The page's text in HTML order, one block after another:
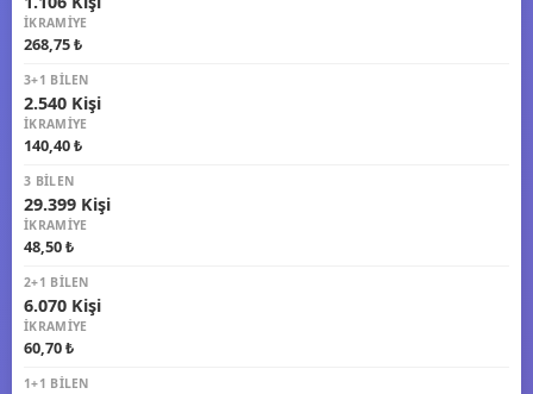
İKRAMIYE
268,75 ₺
3+1 BILEN
2.540 Kişi
İKRAMIYE
140,40 ₺
3 BILEN
29.399 Kişi
İKRAMIYE
48,50 ₺
2+1 BILEN
6.070 Kişi
İKRAMIYE
60,70 ₺
1+1 BILEN